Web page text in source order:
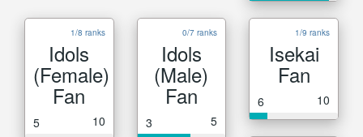
1/8 ranks
Idols
(Female)
Fan
5 10
0/7 ranks
Idols
(Male)
Fan
3 5
1/9 ranks
Isekai
Fan
6 10